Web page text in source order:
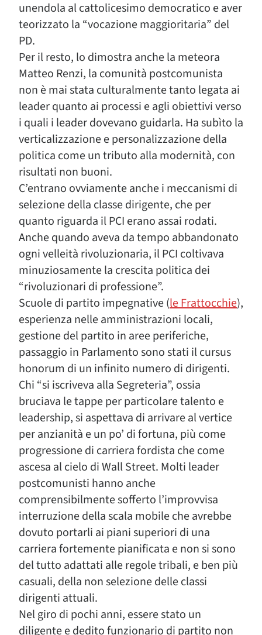
unendola al cattolicesimo democratico e aver
teorizzato la “vocazione maggioritaria” del
PD.
Per il resto, lo dimostra anche la meteora
Matteo Renzi, la comunità postcomunista
non è mai stata culturalmente tanto legata ai
leader quanto ai processi e agli obiettivi verso
i quali i leader dovevano guidarla. Ha subìto la
verticalizzazione e personalizzazione della
politica come un tributo alla modernità, con
risultati non buoni.
C’entrano ovviamente anche i meccanismi di
selezione della classe dirigente, che per
quanto riguarda il PCI erano assai rodati.
Anche quando aveva da tempo abbandonato
ogni velleità rivoluzionaria, il PCI coltivava
minuziosamente la crescita politica dei
“rivoluzionari di professione”.
Scuole di partito impegnative (le Frattocchie),
esperienza nelle amministrazioni locali,
gestione del partito in aree periferiche,
passaggio in Parlamento sono stati il cursus
honorum di un infinito numero di dirigenti.
Chi “si iscriveva alla Segreteria”, ossia
bruciava le tappe per particolare talento e
leadership, si aspettava di arrivare al vertice
per anzianità e un po’ di fortuna, più come
progressione di carriera fordista che come
ascesa al cielo di Wall Street. Molti leader
postcomunisti hanno anche
comprensibilmente sofferto l’improvvisa
interruzione della scala mobile che avrebbe
dovuto portarli ai piani superiori di una
carriera fortemente pianificata e non si sono
del tutto adattati alle regole tribali, e ben più
casuali, della non selezione delle classi
dirigenti attuali.
Nel giro di pochi anni, essere stato un
diligente e dedito funzionario di partito non